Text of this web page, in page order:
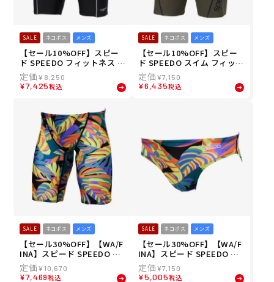
SALE ネコポス メンズ
【セール10%OFF】スピー
ド SPEEDO フィットネス ス
イム 水着 フィール アップ
ルースン ジャマー Feel Up
Loosen Jammer SF62560-
¥ 8,250
¥7,425税込
SALE ネコポス メンズ
【セール10%OFF】スピー
ド SPEEDO スイム フィット
ネス 水着 ビッグ ライナー
ルーズ ジャマー Big Liner L
oose Jammer SF62360-D
¥7,150
¥6,435税込
SALE ネコポス メンズ
【セール30%OFF】【WA/F
INA】スピード SPEEDO ス
イム 競泳 水着 フレックス
シグマ カイ ジャマー 3 FLE
¥10,670
¥7,469税込
SALE ネコポス メンズ
【セール30%OFF】【WA/F
INA】スピード SPEEDO ス
イム 競泳 水着 フレックス
シグマ カイ ショート ブーン
¥7,150
¥5,005税込